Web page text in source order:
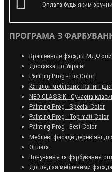
Оплата будь-яким
ПРОГРАМА З
Крашенные фасады МДФ
Доставка по Україні
Painting Prog - Lux Color
Каталог меблевих тканин для
NEO CLASSIK - Сучасна
Painting Prog - Special Color
Painting Prog - Top matt Color
Painting Prog - Best Color
Меблеві фасади дерев'яні
Оплата
Тонування та фарбування
Догляд за меблевими